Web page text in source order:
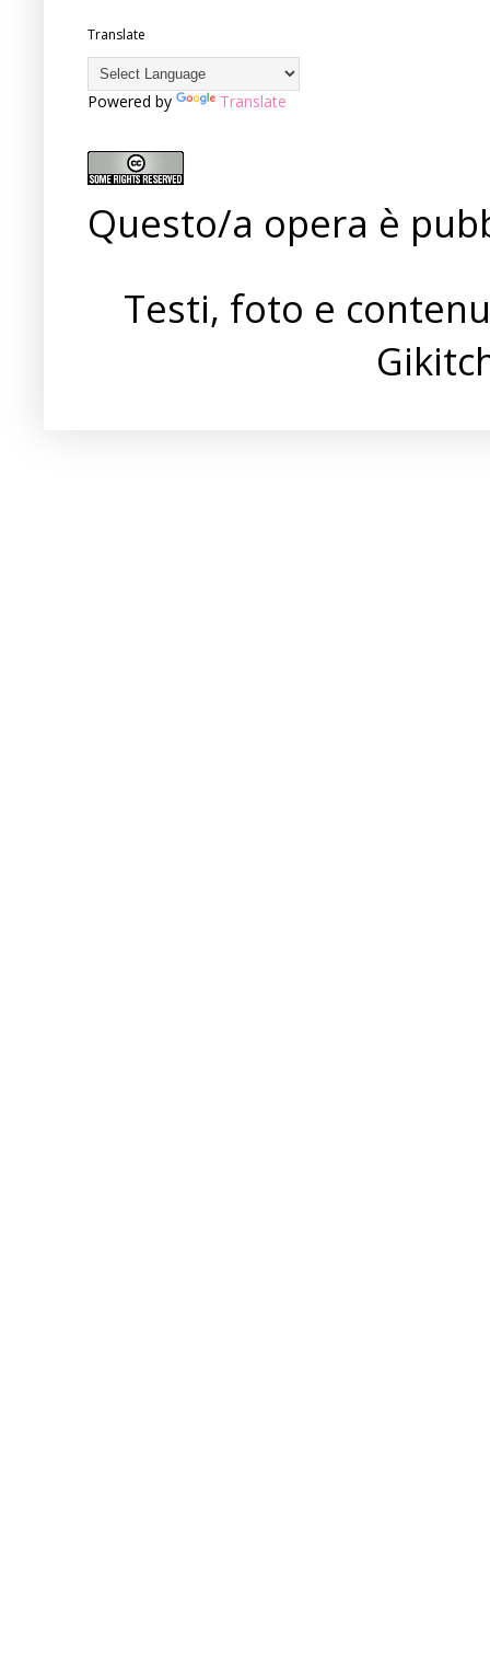
Translate
Powered by Translate
Questo/a opera è
Testi, foto e